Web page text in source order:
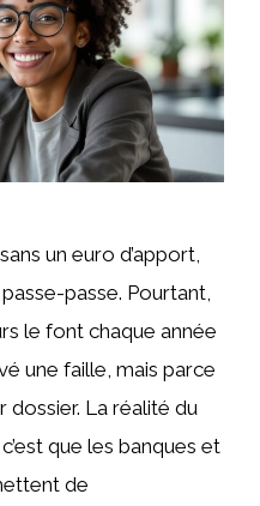
un euro d’apport,
passe. Pourtant,
le font chaque année
une faille, mais parce
dossier. La réalité du
que les banques et
de